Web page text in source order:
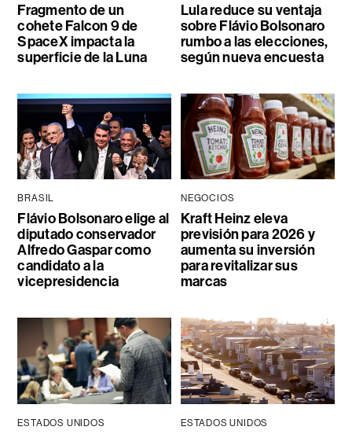
Fragmento de un
cohete Falcon 9 de
SpaceX impacta la
superficie de la Luna
Lula reduce su ventaja
sobre Flávio Bolsonaro
rumbo a las elecciones,
según nueva encuesta
BRASIL
Flávio Bolsonaro elige al
diputado conservador
Alfredo Gaspar como
candidato a la
vicepresidencia
NEGOCIOS
Kraft Heinz eleva
previsión para 2026 y
aumenta su inversión
para revitalizar sus
marcas
ESTADOS UNIDOS ESTADOS UNIDOS